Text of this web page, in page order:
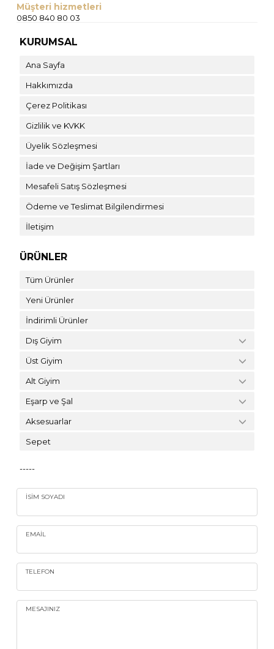
Müşteri hizmetleri
0850 840 80 03
KURUMSAL
Ana Sayfa
Hakkımızda
Çerez Politikası
Gizlilik ve KVKK
Üyelik Sözleşmesi
İade ve Değişim Şartları
Mesafeli Satış Sözleşmesi
Ödeme ve Teslimat Bilgilendirmesi
İletişim
ÜRÜNLER
Tüm Ürünler
Yeni Ürünler
İndirimli Ürünler
Dış Giyim
Üst Giyim
Alt Giyim
Eşarp ve Şal
Aksesuarlar
Sepet
-----
İSIM SOYADI
EMAIL
TELEFON
MESAJINIZ